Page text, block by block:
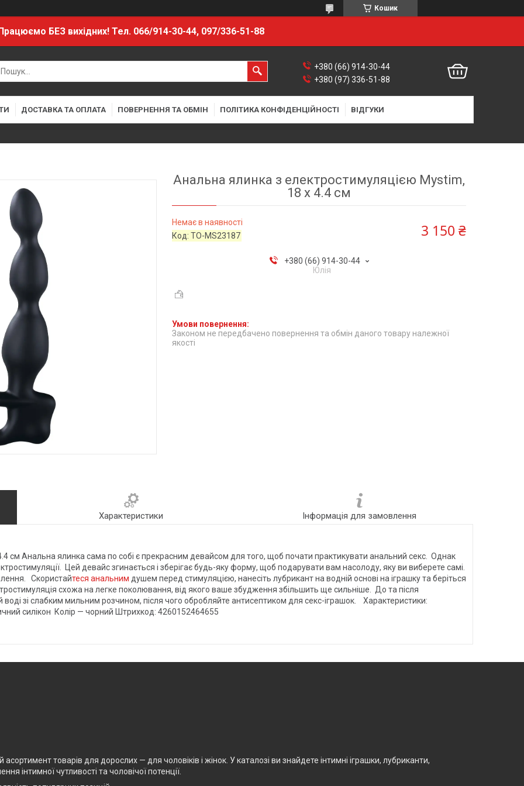
Кошик
БЕЗ вихідних! Тел. 066/914-30-44, 097/336-51-88
+380 (66) 914-30-44
+380 (97) 336-51-88
ДОСТАВКА ТА ОПЛАТА ПОВЕРНЕННЯ ТА ОБМІН ПОЛІТИКА КОНФІДЕНЦІЙНОСТІ ВІДГУКИ
Анальна ялинка з електростимуляцією Mystim,
18 х 4.4 см
Немає в наявності
Код:TO-MS23187 3 150 ₴
+380 (66) 914-30-44
Юлія
Законом не передбачено повернення та обмін даного товару належної
якості
Характеристики Інформація для замовлення
см Анальна ялинка сама по собі є прекрасним девайсом для того, щоб почати практикувати анальний секс. Однак
Цей девайс згинається і зберігає будь-яку форму, щоб подарувати вам насолоду, яку ви виберете самі.
Скористайтеся анальним душем перед стимуляцією, нанесіть лубрикант на водній основі на іграшку та беріться
схожа на легке поколювання, від якого ваше збудження збільшить ще сильніше. До та після
воді зі слабким мильним розчином, після чого обробляйте антисептиком для секс-іграшок. Характеристики:
силікон Колір — чорний Штрихкод: 4260152464655
товарів для дорослих — для чоловіків і жінок. У каталозі ви знайдете інтимні іграшки, лубриканти,
інтимної чутливості та чоловічої потенції.